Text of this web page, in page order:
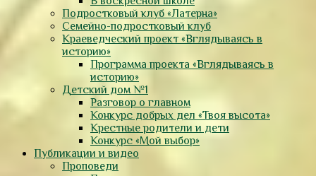
Подростковый клуб «Латерна»
Семейно-подростковый клуб
Краеведческий проект «Вглядываясь в
историю»
Программа проекта «Вглядываясь в
историю»
Детский дом №1
Разговор о главном
Конкурс добрых дел «Твоя высота»
Крестные родители и дети
Конкурс «Мой выбор»
Публикации и видео
Проповеди